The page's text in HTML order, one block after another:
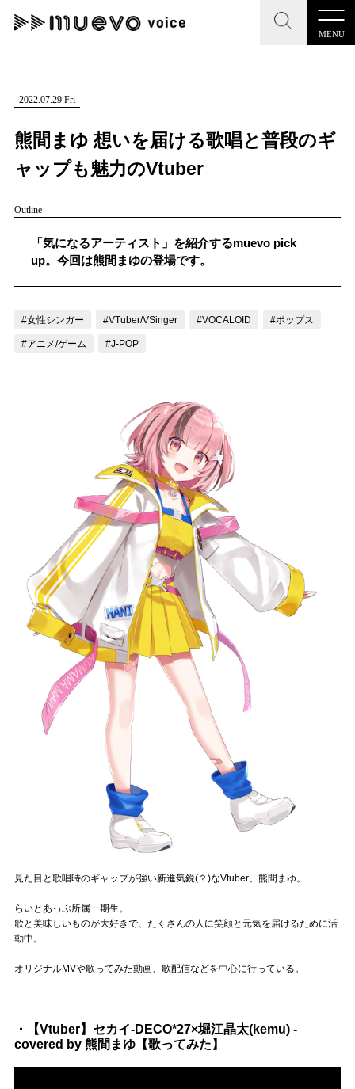
MENU
CLOSE
記事を検索する
人気ワード
#男性SSW #ポップス #女性SSW
CLOSE
"読者の声を形にする”音楽特化メディア
MENU
記事一覧
お問い合わせ
muevoクラウドファンディング
muevoコミュニティ
ぶいクラ！by muevo
ぶいコミュ！by muevo
ぶいマガ！ by muevo
Follow us
Official SNS
2022.07.29 Fri
熊間まゆ 想いを届ける歌唱と普段のギ
ャップも魅力のVtuber
Outline
「気になるアーティスト」を紹介するmuevo pick
up。今回は熊間まゆの登場です。
#女性シンガー #VTuber/VSinger #VOCALOID #ポップス
#アニメ/ゲーム #J-POP
見た目と歌唱時のギャップが強い新進気鋭(？)なVtuber、熊間まゆ。
らいとあっぷ所属一期生。
歌と美味しいものが大好きで、たくさんの人に笑顔と元気を届けるために活
動中。
オリジナルMVや歌ってみた動画、歌配信などを中心に行っている。
・【Vtuber】セカイ-DECO*27×堀江晶太(kemu) -
covered by 熊間まゆ【歌ってみた】